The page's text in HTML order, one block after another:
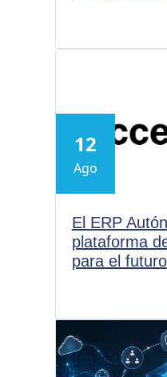
12
Ago
El ERP
plataforma
para el futuro